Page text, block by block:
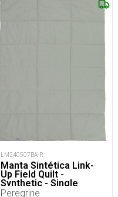
LM240507BA-R
Manta Sintética Link-
Up Field Quilt -
Synthetic - Single
Peregrine